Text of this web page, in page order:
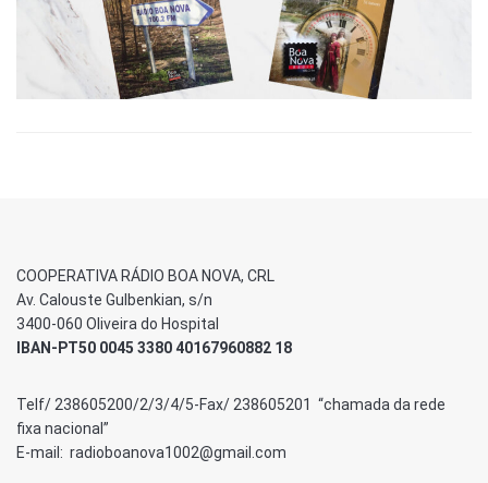
COOPERATIVA RÁDIO BOA NOVA, CRL
Av. Calouste Gulbenkian, s/n
3400-060 Oliveira do Hospital
IBAN-PT50 0045 3380 40167960882 18
Telf/ 238605200/2/3/4/5-Fax/ 238605201 “chamada da rede
fixa nacional”
E-mail: radioboanova1002@gmail.com